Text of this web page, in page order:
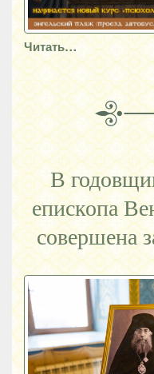
Читать…
В
епископа
совершена